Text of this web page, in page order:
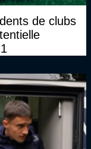
de clubs